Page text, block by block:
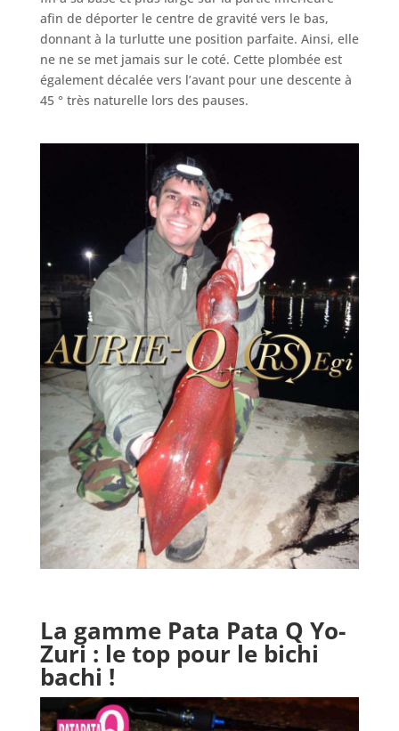
afin de déporter le centre de gravité vers le bas,
donnant à la turlutte une position parfaite. Ainsi, elle
ne ne se met jamais sur le coté. Cette plombée est
également décalée vers l’avant pour une descente à
45 ° très naturelle lors des pauses.
La gamme Pata Pata Q Yo-
Zuri: le top pour le bichi
bachi !